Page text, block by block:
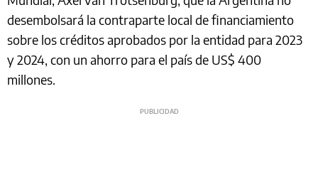
desembolsará la contraparte local de financiamiento
sobre los créditos aprobados por la entidad para 2023
y 2024, con un ahorro para el país de US$ 400
millones.